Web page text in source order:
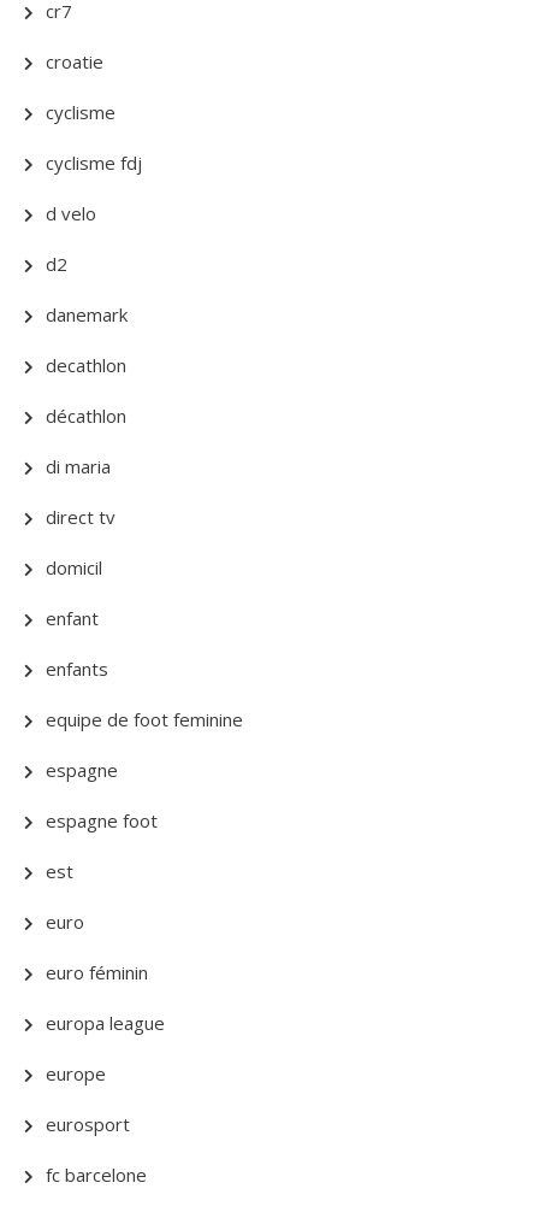
cr7
croatie
cyclisme
cyclisme fdj
d velo
d2
danemark
decathlon
décathlon
di maria
direct tv
domicil
enfant
enfants
equipe de foot feminine
espagne
espagne foot
est
euro
euro féminin
europa league
europe
eurosport
fc barcelone